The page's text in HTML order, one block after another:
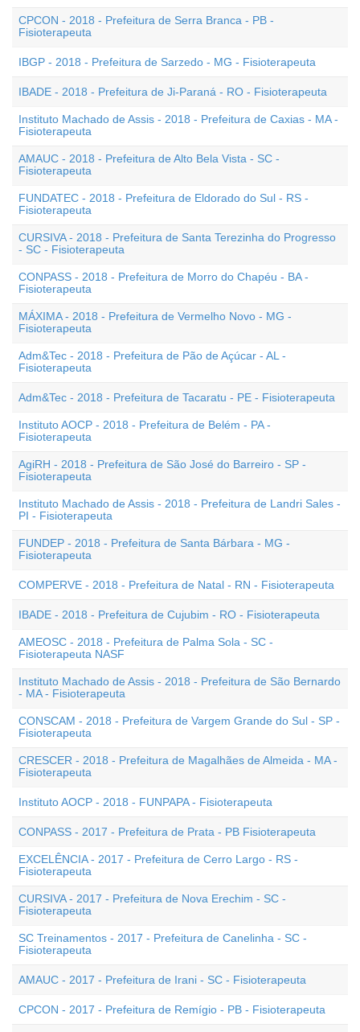
CPCON - 2018 - Prefeitura de Serra Branca - PB -
Fisioterapeuta
IBGP - 2018 - Prefeitura de Sarzedo - MG - Fisioterapeuta
IBADE - 2018 - Prefeitura de Ji-Paraná - RO - Fisioterapeuta
Instituto Machado de Assis - 2018 - Prefeitura de Caxias - MA -
Fisioterapeuta
AMAUC - 2018 - Prefeitura de Alto Bela Vista - SC -
Fisioterapeuta
FUNDATEC - 2018 - Prefeitura de Eldorado do Sul - RS -
Fisioterapeuta
CURSIVA - 2018 - Prefeitura de Santa Terezinha do Progresso
- SC - Fisioterapeuta
CONPASS - 2018 - Prefeitura de Morro do Chapéu - BA -
Fisioterapeuta
MÁXIMA - 2018 - Prefeitura de Vermelho Novo - MG -
Fisioterapeuta
Adm&Tec - 2018 - Prefeitura de Pão de Açúcar - AL -
Fisioterapeuta
Adm&Tec - 2018 - Prefeitura de Tacaratu - PE - Fisioterapeuta
Instituto AOCP - 2018 - Prefeitura de Belém - PA -
Fisioterapeuta
AgiRH - 2018 - Prefeitura de São José do Barreiro - SP -
Fisioterapeuta
Instituto Machado de Assis - 2018 - Prefeitura de Landri Sales -
PI - Fisioterapeuta
FUNDEP - 2018 - Prefeitura de Santa Bárbara - MG -
Fisioterapeuta
COMPERVE - 2018 - Prefeitura de Natal - RN - Fisioterapeuta
IBADE - 2018 - Prefeitura de Cujubim - RO - Fisioterapeuta
AMEOSC - 2018 - Prefeitura de Palma Sola - SC -
Fisioterapeuta NASF
Instituto Machado de Assis - 2018 - Prefeitura de São Bernardo
- MA - Fisioterapeuta
CONSCAM - 2018 - Prefeitura de Vargem Grande do Sul - SP -
Fisioterapeuta
CRESCER - 2018 - Prefeitura de Magalhães de Almeida - MA -
Fisioterapeuta
Instituto AOCP - 2018 - FUNPAPA - Fisioterapeuta
CONPASS - 2017 - Prefeitura de Prata - PB Fisioterapeuta
EXCELÊNCIA - 2017 - Prefeitura de Cerro Largo - RS -
Fisioterapeuta
CURSIVA - 2017 - Prefeitura de Nova Erechim - SC -
Fisioterapeuta
SC Treinamentos - 2017 - Prefeitura de Canelinha - SC -
Fisioterapeuta
AMAUC - 2017 - Prefeitura de Irani - SC - Fisioterapeuta
CPCON - 2017 - Prefeitura de Remígio - PB - Fisioterapeuta